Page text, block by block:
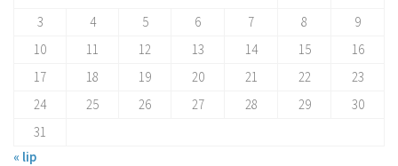
3
4 5 6 7 8
9
10
11 12 13 14 15
16
17
18 19 20 21 22
23
24
25 26 27 28 29
30
31
« lip